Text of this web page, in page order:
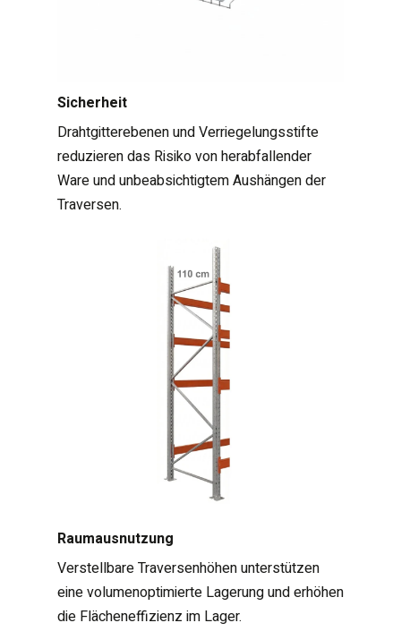
Sicherheit
Drahtgitterebenen und Verriegelungsstifte
reduzieren das Risiko von herabfallender
Ware und unbeabsichtigtem Aushängen der
Traversen.
Raumausnutzung
Verstellbare Traversenhöhen unterstützen
eine volumenoptimierte Lagerung und erhöhen
die Flächeneffizienz im Lager.